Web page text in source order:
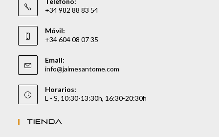
+34 982 88 83 54
Móvil:
+34 604 08 07 35
Email:
info@jaimesantome.com
Horarios:
L - S, 10:30-13:30h, 16:30-20:30h
TIENDA